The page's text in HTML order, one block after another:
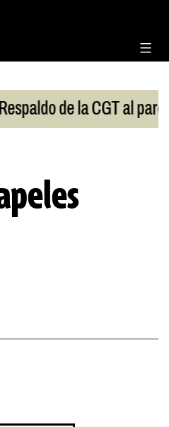
de la CGT al paro